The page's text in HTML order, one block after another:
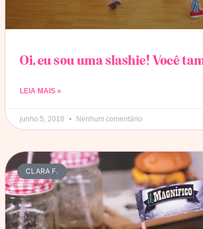
Oi, eu sou uma slashie! Você
LEIA MAIS »
junho 5, 2018 Nenhum comentário
CLARA F.